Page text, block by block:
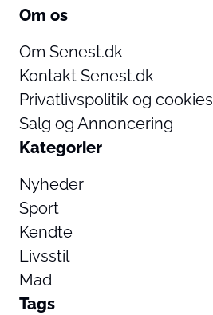
Om os
Om Senest.dk
Kontakt Senest.dk
Privatlivspolitik og cookies
Salg og Annoncering
Kategorier
Nyheder
Sport
Kendte
Livsstil
Mad
Tags